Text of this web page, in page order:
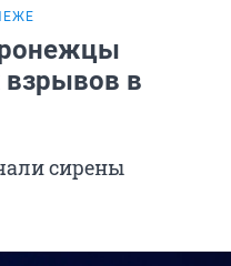
взрывов в
сирены